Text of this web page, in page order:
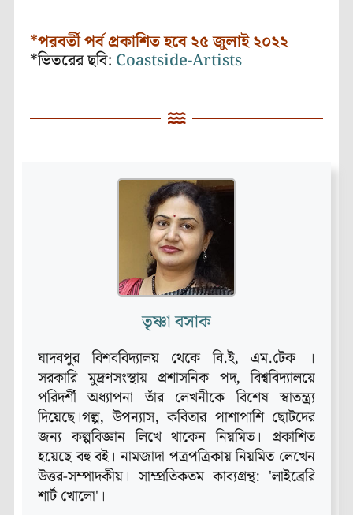
*পরবর্তী পর্ব প্রকাশিত হবে ২৫ জুলাই ২০২২
*ভিতরের ছবি: Coastside-Artists
তৃষ্ণা বসাক
যাদবপুর বিশববিদ্যালয় থেকে বি.ই‚ এম.টেক ।
সরকারি মুদ্রণসংস্থায় প্রশাসনিক পদ‚ বিশ্ববিদ্যালয়ে
পরিদর্শী অধ্যাপনা তাঁর লেখনীকে বিশেষ স্বাতন্ত্র্য
দিয়েছে।গল্প‚ উপন্যাস, কবিতার পাশাপাশি ছোটদের
জন্য কল্পবিজ্ঞান লিখে থাকেন নিয়মিত। প্রকাশিত
হয়েছে বহু বই। নামজাদা পত্রপত্রিকায় নিয়মিত লেখেন
উত্তর-সম্পাদকীয়। সাম্প্রতিকতম কাব্যগ্রন্থ: 'লাইব্রেরি
শার্ট খোলো'।